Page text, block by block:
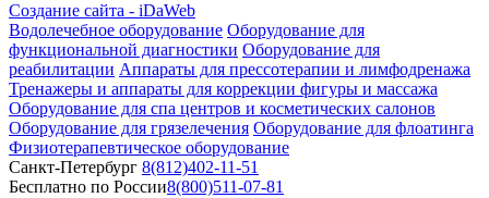
Создание сайта - iDaWeb
Водолечебное оборудование Оборудование для
функциональной диагностики Оборудование для
реабилитации Аппараты для прессотерапии и лимфодренажа
Тренажеры и аппараты для коррекции фигуры и массажа
Оборудование для спа центров и косметических салонов
Оборудование для грязелечения Оборудование для флоатинга
Физиотерапевтическое оборудование
Санкт-Петербург 8(812)402-11-51
Бесплатно по России8(800)511-07-81